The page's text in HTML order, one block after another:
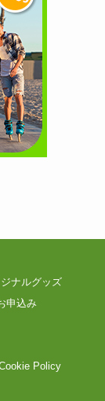
ナルグッズ
申込み
Policy